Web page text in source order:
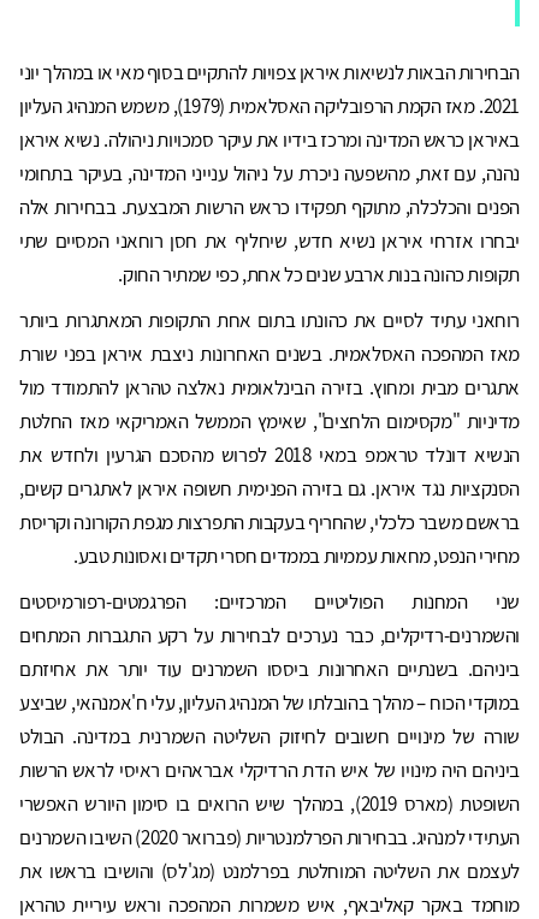
הבחירות הבאות לנשיאות איראן צפויות להתקיים בסוף מאי או במהלך יוני
2021. מאז הקמת הרפובליקה האסלאמית (1979), משמש המנהיג העליון
באיראן כראש המדינה ומרכז בידיו את עיקר סמכויות ניהולה. נשיא איראן
נהנה, עם זאת, מהשפעה ניכרת על ניהול ענייני המדינה, בעיקר בתחומי
הפנים והכלכלה, מתוקף תפקידו כראש הרשות המבצעת. בבחירות אלה
יבחרו אזרחי איראן נשיא חדש, שיחליף את חסן רוחאני המסיים שתי
תקופות כהונה בנות ארבע שנים כל אחת, כפי שמתיר החוק.
רוחאני עתיד לסיים את כהונתו בתום אחת התקופות המאתגרות ביותר
מאז המהפכה האסלאמית. בשנים האחרונות ניצבת איראן בפני שורת
אתגרים מבית ומחוץ. בזירה הבינלאומית נאלצה טהראן להתמודד מול
מדיניות "מקסימום הלחצים", שאימץ הממשל האמריקאי מאז החלטת
הנשיא דונלד טראמפ במאי 2018 לפרוש מהסכם הגרעין ולחדש את
הסנקציות נגד איראן. גם בזירה הפנימית חשופה איראן לאתגרים קשים,
בראשם משבר כלכלי, שהחריף בעקבות התפרצות מגפת הקורונה וקריסת
מחירי הנפט, מחאות עממיות בממדים חסרי תקדים ואסונות טבע.
שני המחנות הפוליטיים המרכזיים: הפרגמטים-רפורמיסטים
והשמרנים-רדיקלים, כבר נערכים לבחירות על רקע התגברות המתחים
ביניהם. בשנתיים האחרונות ביססו השמרנים עוד יותר את אחיזתם
במוקדי הכוח – מהלך בהובלתו של המנהיג העליון, עלי ח'אמנהאי, שביצע
שורה של מינויים חשובים לחיזוק השליטה השמרנית במדינה. הבולט
ביניהם היה מינויו של איש הדת הרדיקלי אבראהים ראיסי לראש הרשות
השופטת (מארס 2019), במהלך שיש הרואים בו סימון היורש האפשרי
העתידי למנהיג. בבחירות הפרלמנטריות (פברואר 2020) השיבו השמרנים
לעצמם את השליטה המוחלטת בפרלמנט (מג'לס) והושיבו בראשו את
מוחמד באקר קאליבאף, איש משמרות המהפכה וראש עיריית טהראן